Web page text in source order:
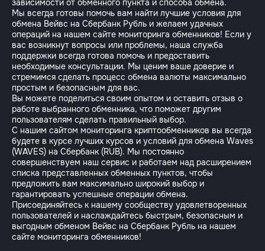
зависимости от обменного пункта и способа обмена.
Мы всегда готовы помочь вам найти лучшие условия для
обмена Вейвс на Сбербанк Рубль и желаем удачных
операций на нашем сайте мониторинга обменников! Если у
вас возникнут вопросы или проблемы, наша служба
поддержки всегда готова помочь и предоставить
необходимые консультации. Мы ценим ваше доверие и
стремимся сделать процесс обмена валюты максимально
простым и безопасным для вас.
Вы можете поделиться своим опытом и оставить отзыв о
работе выбранного обменника, что поможет другим
пользователям сделать правильный выбор.
С нашим сайтом мониторинга криптообменников вы всегда
будете в курсе лучших курсов и условий для обмена Waves
(WAVES) на Сбербанк (RUB). Мы постоянно
совершенствуем наш сервис и работаем над расширением
списка представленных обменных пунктов, чтобы
предложить вам максимально широкий выбор и
гарантировать успешные операции обмена.
Присоединяйтесь к нашему сообществу удовлетворенных
пользователей и наслаждайтесь быстрым, безопасным и
выгодным обменом Вейвс на Сбербанк Рубль на нашем